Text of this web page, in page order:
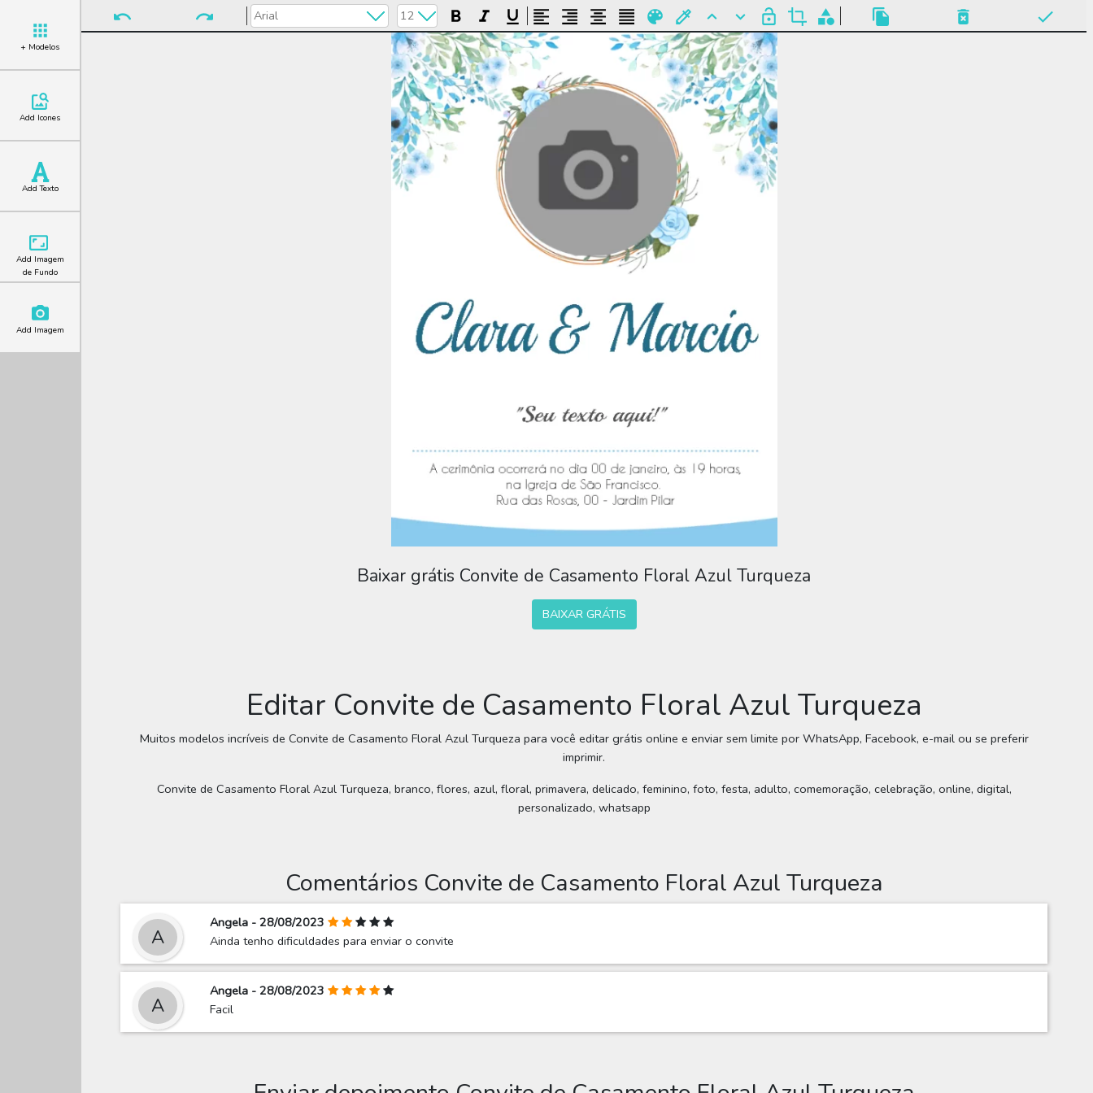
+ Modelos
Add Icones
Add Texto
Add Imagem
de Fundo
Add Imagem
Baixar grátis Convite de Casamento Floral Azul Turqueza
BAIXAR GRÁTIS
Editar Convite de Casamento Floral Azul Turqueza
Muitos modelos incríveis de Convite de Casamento Floral Azul Turqueza para você editar grátis online e enviar sem limite por WhatsApp, Facebook, e-mail ou se preferir
imprimir.
Convite de Casamento Floral Azul Turqueza, branco, flores, azul, floral, primavera, delicado, feminino, foto, festa, adulto, comemoração, celebração, online, digital,
personalizado, whatsapp
Comentários Convite de Casamento Floral Azul Turqueza
A
Angela - 28/08/2023
Ainda tenho dificuldades para enviar o convite
A
Angela - 28/08/2023
Facil